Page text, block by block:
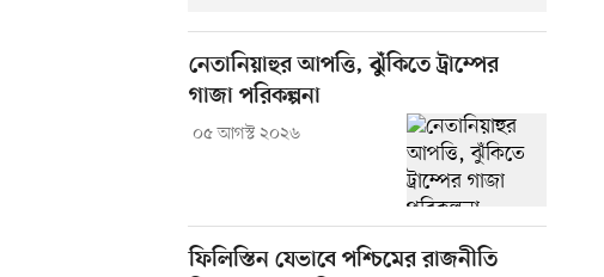
নেতানিয়াহুর আপত্তি, ঝুঁকিতে ট্রাম্পের
গাজা পরিকল্পনা
০৫ আগস্ট ২০২৬
ফিলিস্তিন যেভাবে পশ্চিমের রাজনীতি